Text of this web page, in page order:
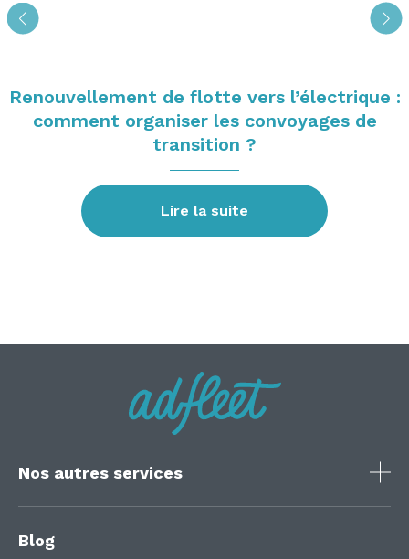
Renouvellement de flotte vers l’électrique :
comment organiser les convoyages de
transition ?
Lire la suite
Nos autres services
Blog